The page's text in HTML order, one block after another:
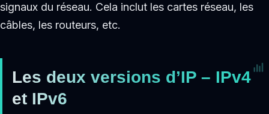
signaux du réseau. Cela inclut les cartes réseau, les
câbles, les routeurs, etc.
Les deux versions d’IP – IPv4
et IPv6